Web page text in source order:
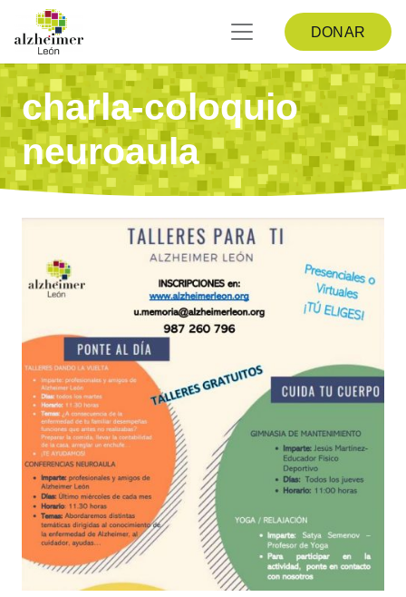
DONAR
charla-coloquio
neuroaula